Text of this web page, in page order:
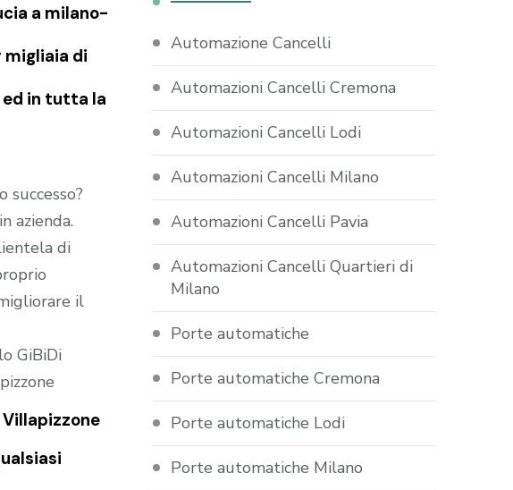
a milano-
migliaia di
in tutta la
azienda.
di
il
Automazione Cancelli
Automazioni Cancelli Cremona
Automazioni Cancelli Lodi
Automazioni Cancelli Milano
Automazioni Cancelli Pavia
Automazioni Cancelli Quartieri di
Milano
Porte automatiche
Porte automatiche Cremona
Porte automatiche Lodi
Porte automatiche Milano